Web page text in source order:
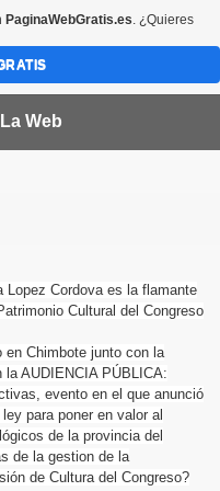
Web
Lopez Cordova es la flamante
Cultural del Congreso
Chimbote junto con la
AUDIENCIA PÚBLICA:
evento en el que anunció
para poner en valor al
de la provincia del
de la gestion de la
de Cultura del Congreso?
PaginaWebGratis.es. ¿Quieres